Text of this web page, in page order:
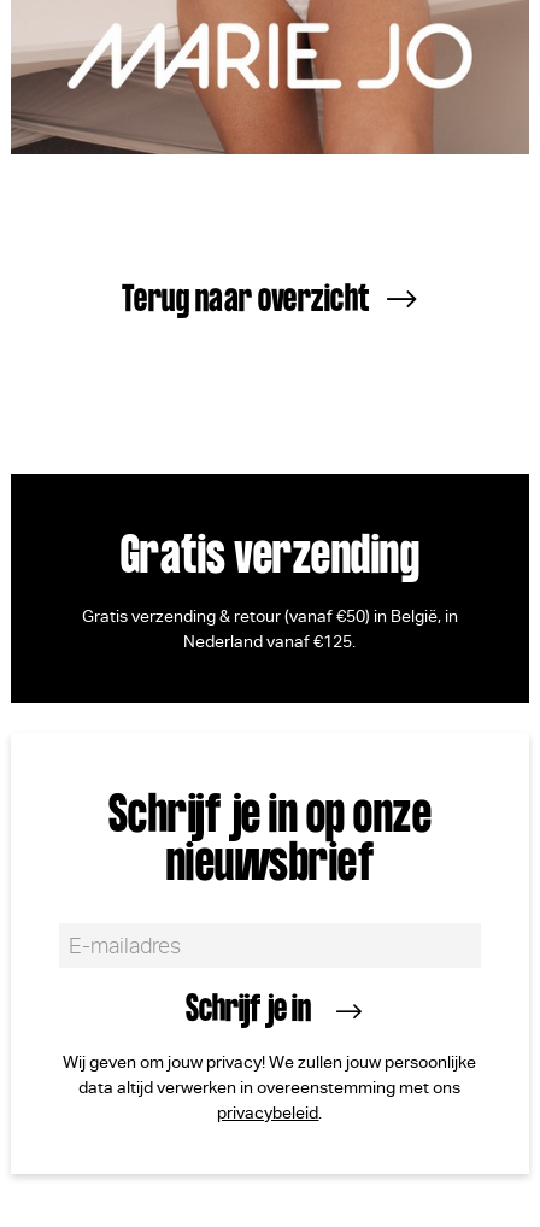
Terug naar overzicht
Gratis verzending
Gratis verzending & retour (vanaf €50) in België, in
Nederland vanaf €125.
Schrijf je in op onze
nieuwsbrief
Wij geven om jouw privacy! We zullen jouw persoonlijke
data altijd verwerken in overeenstemming met ons
privacybeleid.